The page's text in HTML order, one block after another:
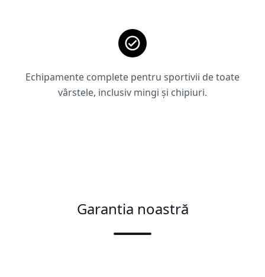
Echipamente complete pentru sportivii de toate
vârstele, inclusiv mingi și chipiuri.
Garantia noastră